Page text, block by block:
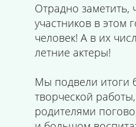
Отрадно заметить,
участников в этом
человек! А в их
летние актеры!
Мы подвели итоги
творческой
родителями